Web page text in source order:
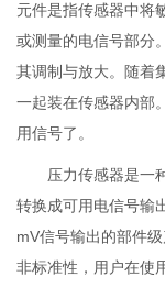
元件是指传感器中将
或测量的电信号部分
其调制与放大。随着
一起装在传感器内部
用信号了。
压力传感器是一
转换成可用电信号输
mV信号输出的部件
非标准性，用户在使